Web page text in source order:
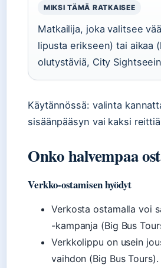
MIKSI TÄMÄ RATKAISEE
Matkailija, joka valitsee
lipusta erikseen) tai aikaa
olutystäviä, City
Käytännössä: valinta
sisäänpääsyn vai kaksi
Onko halvempaa
Verkko-ostamisen hyödyt
Verkosta ostamalla voi
-kampanja (Big Bus
Verkkolippu on usein
vaihdon (Big Bus Tours).